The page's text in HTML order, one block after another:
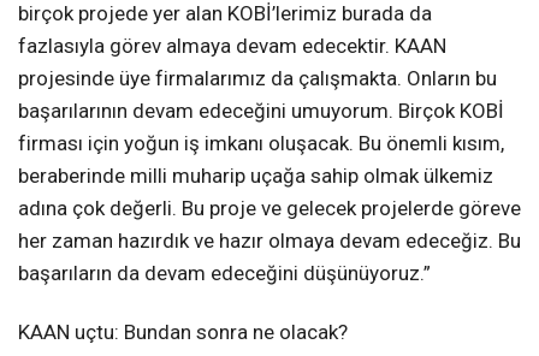
birçok projede yer alan KOBİ’lerimiz burada da
fazlasıyla görev almaya devam edecektir. KAAN
projesinde üye firmalarımız da çalışmakta. Onların bu
başarılarının devam edeceğini umuyorum. Birçok KOBİ
firması için yoğun iş imkanı oluşacak. Bu önemli kısım,
beraberinde milli muharip uçağa sahip olmak ülkemiz
adına çok değerli. Bu proje ve gelecek projelerde göreve
her zaman hazırdık ve hazır olmaya devam edeceğiz. Bu
başarıların da devam edeceğini düşünüyoruz.”
KAAN uçtu: Bundan sonra ne olacak?